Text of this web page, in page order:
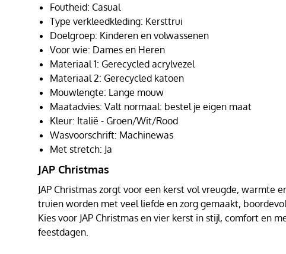
Foutheid: Casual
Type verkleedkleding: Kersttrui
Doelgroep: Kinderen en volwassenen
Voor wie: Dames en Heren
Materiaal 1: Gerecycled acrylvezel
Materiaal 2: Gerecycled katoen
Mouwlengte: Lange mouw
Maatadvies: Valt normaal: bestel je eigen maat
Kleur: Italië - Groen/Wit/Rood
Wasvoorschrift: Machinewas
Met stretch: Ja
JAP Christmas
JAP Christmas zorgt voor een kerst vol vreugde, warmte
truien worden met veel liefde en zorg gemaakt,
Kies voor JAP Christmas en vier kerst in stijl, comfort en
feestdagen.